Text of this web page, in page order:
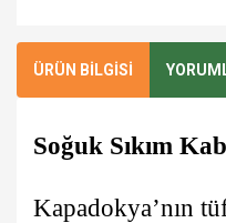
ÜRÜN BİLGİSİ
Soğuk Sıkım
Kapadokya’nın